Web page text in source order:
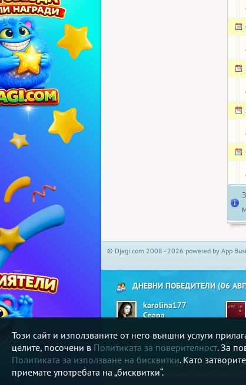
Този сайт и използваните от него външни услуги
целите, посочени в Политиката за поверителност. За
Политиката за използване на бисквитки. Като
приемате употребата на „бисквитки“.
© Djagi.com 2008 - 2026 powered by App
ДНЕВНИ ПОБЕДИТЕЛИ (06
karolina177
Свара
just_for_fun
Uno Djagi
В djagi.com може да играете любимите си